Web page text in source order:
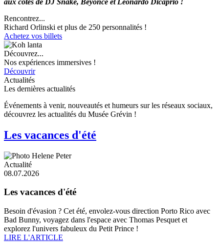
Rencontrez...
Richard Orlinski et plus de 250 personnalités !
Achetez vos billets
Découvrez...
Nos expériences immersives !
Découvrir
Actualités
Les dernières actualités
Événements à venir, nouveautés et humeurs sur les réseaux sociaux,
découvrez les actualités du Musée Grévin !
Les vacances d'été
Actualité
08.07.2026
Les vacances d'été
Besoin d'évasion ? Cet été, envolez-vous direction Porto Rico avec
Bad Bunny, voyagez dans l'espace avec Thomas Pesquet et
explorez l'univers fabuleux du Petit Prince !
LIRE L'ARTICLE